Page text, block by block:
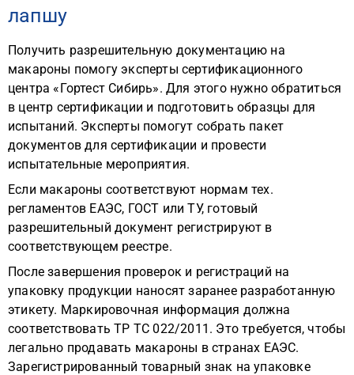
лапшу
Получить разрешительную документацию на
макароны помогу эксперты сертификационного
центра «Гортест Сибирь». Для этого нужно обратиться
в центр сертификации и подготовить образцы для
испытаний. Эксперты помогут собрать пакет
документов для сертификации и провести
испытательные мероприятия.
Если макароны соответствуют нормам тех.
регламентов ЕАЭС, ГОСТ или ТУ, готовый
разрешительный документ регистрируют в
соответствующем реестре.
После завершения проверок и регистраций на
упаковку продукции наносят заранее разработанную
этикету. Маркировочная информация должна
соответствовать ТР ТС 022/2011. Это требуется, чтобы
легально продавать макароны в странах ЕАЭС.
Зарегистрированный товарный знак на упаковке